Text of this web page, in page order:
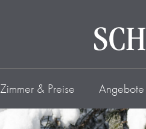
Zimmer & Preise Angebote